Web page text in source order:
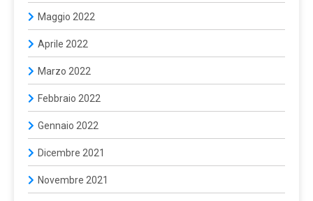
Maggio 2022
Aprile 2022
Marzo 2022
Febbraio 2022
Gennaio 2022
Dicembre 2021
Novembre 2021